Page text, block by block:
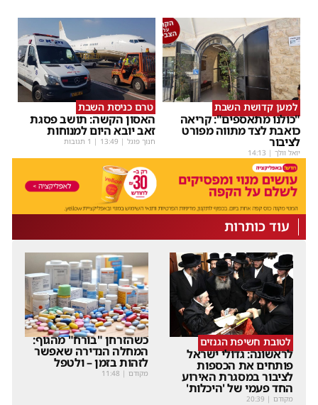
למען קדושת השבת
"כולנו מתאספים": קריאה
כואבת לצד מתווה מפורט
לציבור
יואל וולך |
14:13
טרם כניסת השבת
האסון הקשה: תושב פסגת
זאב יובא היום למנוחות
חנוך פוגל |
13:49 | 1 תגובות
עוד כותרות
לטובת חשיפת הגנזים
לראשונה: גדולי ישראל
פותחים את הכספות
לציבור במסגרת האירוע
החד פעמי של 'היכלות'
מקודם |
20:39
כשהזרחן "בורח" מהגוף:
המחלה הנדירה שאפשר
לזהות בזמן – ולטפל
מקודם |
11:48